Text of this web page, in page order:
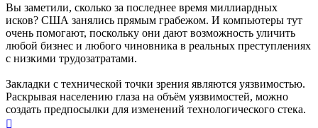
Вы заметили, сколько за последнее время миллиардных
исков? США занялись прямым грабежом. И компьютеры тут
очень помогают, поскольку они дают возможность уличить
любой бизнес и любого чиновника в реальных преступлениях
с низкими трудозатратами.
Закладки с технической точки зрения являются уязвимостью.
Раскрывая населению глаза на объём уязвимостей, можно
создать предпосылки для изменений технологического стека.